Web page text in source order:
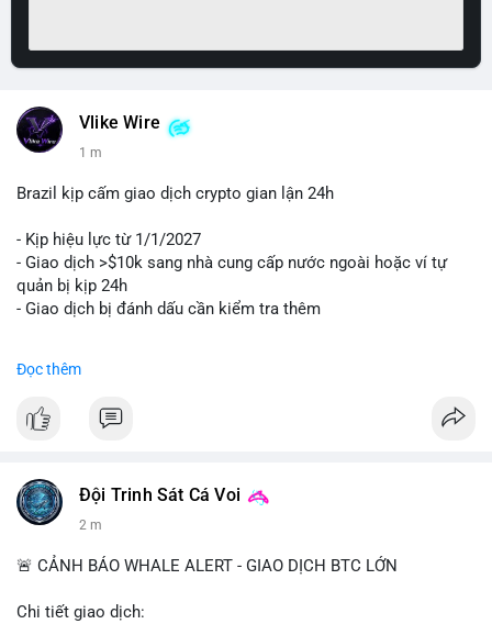
Vlike Wire
1 m
Brazil kịp cấm giao dịch crypto gian lận 24h
- Kịp hiệu lực từ 1/1/2027
- Giao dịch >$10k sang nhà cung cấp nước ngoài hoặc ví tự
quản bị kịp 24h
- Giao dịch bị đánh dấu cần kiểm tra thêm
📰 Nguồn: Cointelegraph
Đọc thêm
Đội Trinh Sát Cá Voi
2 m
🚨 CẢNH BÁO WHALE ALERT - GIAO DỊCH BTC LỚN
Chi tiết giao dịch: